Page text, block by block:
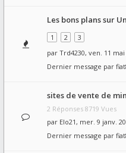
Les bons plans sur
1
2
3
par Trd4230, ven. 11 mai
Dernier message par
sites de vente de
2 Réponses 8719 Vues
par Elo21, mer. 9 janv.
Dernier message par